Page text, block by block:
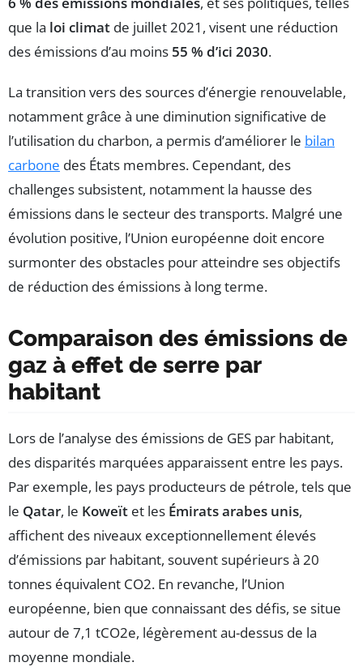
que la loi climat de juillet 2021, visent une réduction
des émissions d’au moins 55 % d’ici 2030.
La transition vers des sources d’énergie renouvelable,
notamment grâce à une diminution significative de
l’utilisation du charbon, a permis d’améliorer le bilan
carbone des États membres. Cependant, des
challenges subsistent, notamment la hausse des
émissions dans le secteur des transports. Malgré une
évolution positive, l’Union européenne doit encore
surmonter des obstacles pour atteindre ses objectifs
de réduction des émissions à long terme.
Comparaison des émissions de
gaz à effet de serre par
habitant
Lors de l’analyse des émissions de GES par habitant,
des disparités marquées apparaissent entre les pays.
Par exemple, les pays producteurs de pétrole, tels que
le Qatar, le Koweït et les Émirats arabes unis,
affichent des niveaux exceptionnellement élevés
d’émissions par habitant, souvent supérieurs à 20
tonnes équivalent CO2. En revanche, l’Union
européenne, bien que connaissant des défis, se situe
autour de 7,1 tCO2e, légèrement au-dessus de la
moyenne mondiale.